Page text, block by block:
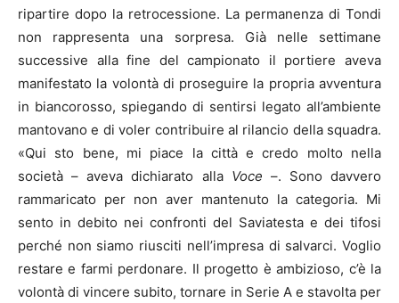
ripartire dopo la retrocessione. La permanenza di Tondi
non rappresenta una sorpresa. Già nelle settimane
successive alla fine del campionato il portiere aveva
manifestato la volontà di proseguire la propria avventura
in biancorosso, spiegando di sentirsi legato all’ambiente
mantovano e di voler contribuire al rilancio della squadra.
«Qui sto bene, mi piace la città e credo molto nella
società – aveva dichiarato alla Voce –. Sono davvero
rammaricato per non aver mantenuto la categoria. Mi
sento in debito nei confronti del Saviatesta e dei tifosi
perché non siamo riusciti nell’impresa di salvarci. Voglio
restare e farmi perdonare. Il progetto è ambizioso, c’è la
volontà di vincere subito, tornare in Serie A e stavolta per